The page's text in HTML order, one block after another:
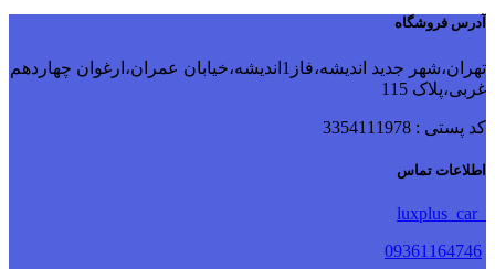
آدرس فروشگاه
تهران،شهر جدید اندیشه،فاز1اندیشه،خیابان عمران،ارغوان چهاردهم
غربی،پلاک 115
کد پستی : 3354111978
اطلاعات تماس
09361164746